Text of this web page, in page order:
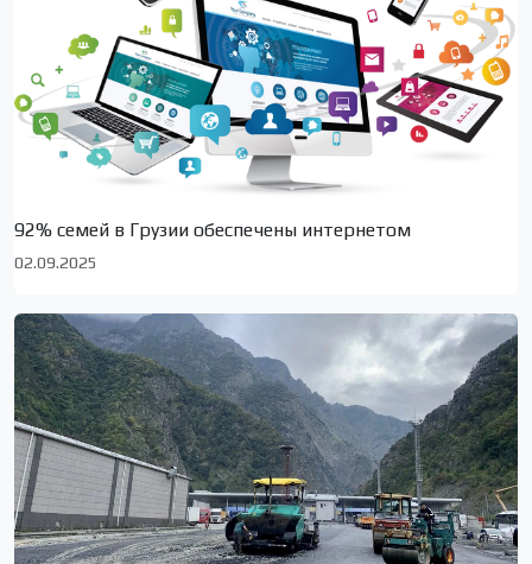
92% семей в Грузии обеспечены интернетом
02.09.2025